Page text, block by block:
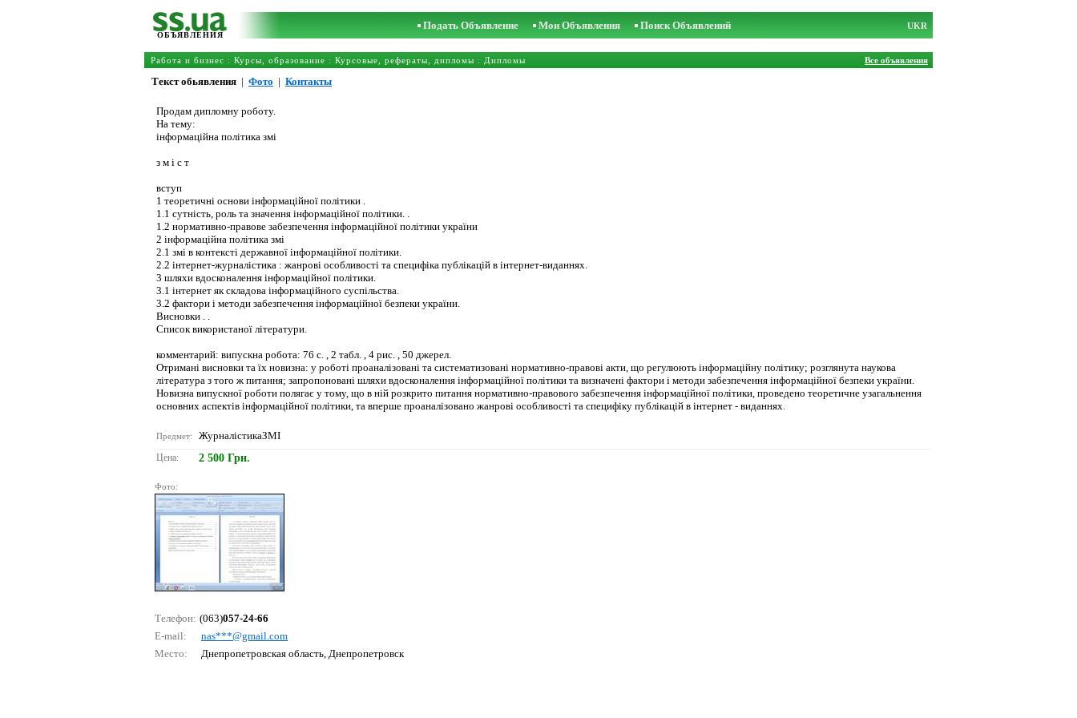
ОБЪЯВЛЕНИЯ
Подать Объявление Мои Объявления Поиск Объявлений UKR
Работа и бизнес : Курсы, образование : Курсовые, рефераты, дипломы : Дипломы Все объявления
Текст обьявления | Фото | Контакты
Продам дипломну роботу.
На тему:
інформаційна політика змі
з м і с т
вступ
1 теоретичні основи інформаційної політики .
1.1 сутність, роль та значення інформаційної політики. .
1.2 нормативно-правове забезпечення інформаційної політики україни
2 інформаційна політика змі
2.1 змі в контексті державної інформаційної політики.
2.2 інтернет-журналістика : жанрові особливості та специфіка публікацій в інтернет-виданнях.
3 шляхи вдосконалення інформаційної політики.
3.1 інтернет як складова інформаційного суспільства.
3.2 фактори і методи забезпечення інформаційної безпеки україни.
Висновки . .
Список використаної літератури.
комментарий: випускна робота: 76 с. , 2 табл. , 4 рис. , 50 джерел.
Отримані висновки та їх новизна: у роботі проаналізовані та систематизовані нормативно-правові акти, що регулюють інформаційну політику; розглянута наукова
література з того ж питання; запропоновані шляхи вдосконалення інформаційної політики та визначені фактори і методи забезпечення інформаційної безпеки україни.
Новизна випускної роботи полягає у тому, що в ній розкрито питання нормативно-правового забезпечення інформаційної політики, проведено теоретичне узагальнення
основних аспектів інформаційної політики, та вперше проаналізовано жанрові особливості та специфіку публікацій в інтернет - виданнях.
Предмет: ЖурналістикаЗМІ
Цена: 2 500 Грн.
Фото:
Телефон: (063)057-24-66
E-mail:
nаs***@gmаil.соm
Место:
Днепропетровская область, Днепропетровск